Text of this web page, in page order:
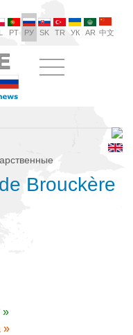
PT РУ SK TR УК AR 中文
Brouckère
»
»